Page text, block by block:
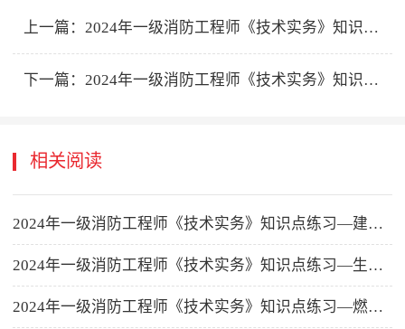
上一篇：2024年一级消防工程师《技术实务》知识点练习—建筑设备防火防爆
下一篇： 2024年一级消防工程师《技术实务》知识点练习—易燃易爆危险品消防安全知识
相关阅读
2024年一级消防工程师《技术实务》知识点练习—建筑设备防火防爆
2024年一级消防工程师《技术实务》知识点练习—生产和储存物品
2024年一级消防工程师《技术实务》知识点练习—燃烧基础知识